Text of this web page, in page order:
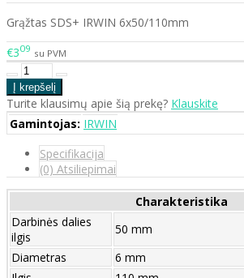
Grąžtas SDS+ IRWIN 6x50/110mm
€309 su PVM
Turite klausimų apie šią prekę? Klauskite
Gamintojas: IRWIN
Specifikacija
(0) Atsiliepimai
Charakteristika
Darbinės dalies
ilgis
50 mm
Diametras
6 mm